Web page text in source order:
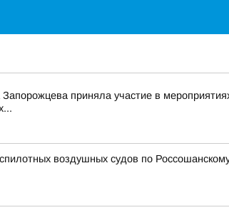
приняла участие в
воздушных судов по